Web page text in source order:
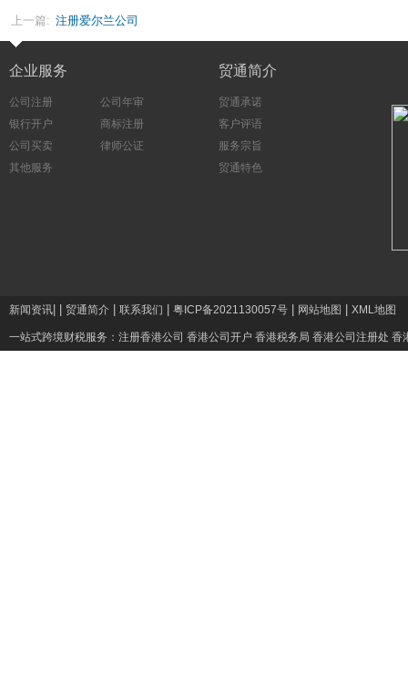
上一篇: 注册爱尔兰公司
企业服务
公司注册
公司年审
银行开户
商标注册
公司买卖
律师公证
其他服务
贸通简介
贸通承诺
客户评语
服务宗旨
贸通特色
新闻资讯 贸通简介 联系我们 粤ICP备2021130057号 网站地图 XML地图
一站式跨境财税服务： 注册香港公司 香港公司开户 香港税务局 香港公司注册处 香